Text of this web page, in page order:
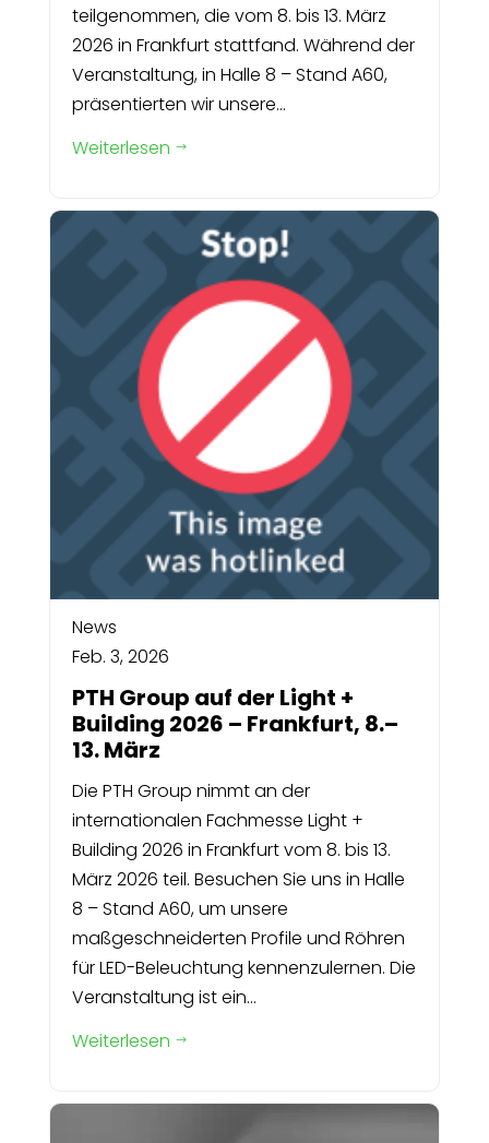
teilgenommen, die vom 8. bis 13. März
2026 in Frankfurt stattfand. Während der
Veranstaltung, in Halle 8 – Stand A60,
präsentierten wir unsere...
Weiterlesen $
News
Feb. 3, 2026
PTH Group auf der Light +
Building 2026 – Frankfurt, 8.–
13. März
Die PTH Group nimmt an der
internationalen Fachmesse Light +
Building 2026 in Frankfurt vom 8. bis 13.
März 2026 teil. Besuchen Sie uns in Halle
8 – Stand A60, um unsere
maßgeschneiderten Profile und Röhren
für LED-Beleuchtung kennenzulernen. Die
Veranstaltung ist ein...
Weiterlesen $